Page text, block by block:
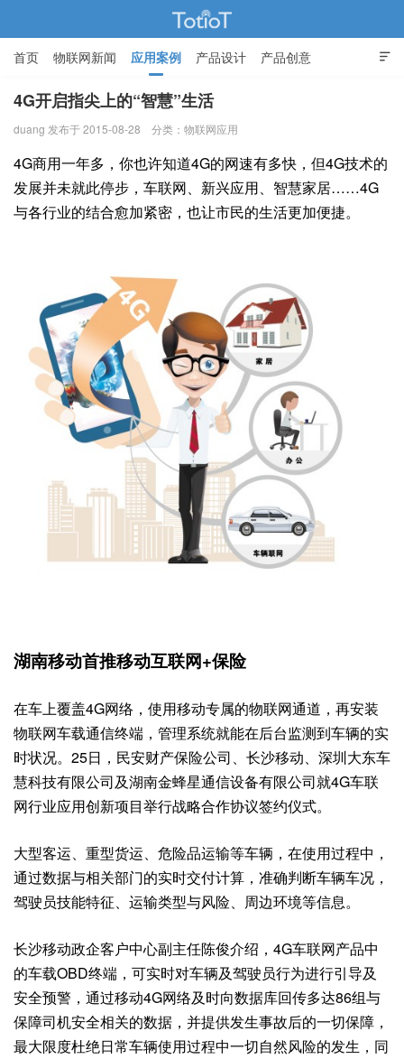

首页 物联网新闻 应用案例 产品设计 产品创意
智能家居
4G开启指尖上的“智慧”生活
duang 发布于 2015-08-28 分类： 物联网应用
4G商用一年多，你也许知道4G的网速有多快，但4G技术的
发展并未就此停步，车联网、新兴应用、智慧家居……4G
与各行业的结合愈加紧密，也让市民的生活更加便捷。
湖南移动首推移动互联网+保险
在车上覆盖4G网络，使用移动专属的物联网通道，再安装
物联网车载通信终端，管理系统就能在后台监测到车辆的实
时状况。25日，民安财产保险公司、长沙移动、深圳大东车
慧科技有限公司及湖南金蜂星通信设备有限公司就4G车联
网行业应用创新项目举行战略合作协议签约仪式。
大型客运、重型货运、危险品运输等车辆，在使用过程中，
通过数据与相关部门的实时交付计算，准确判断车辆车况，
驾驶员技能特征、运输类型与风险、周边环境等信息。
长沙移动政企客户中心副主任陈俊介绍，4G车联网产品中
的车载OBD终端，可实时对车辆及驾驶员行为进行引导及
安全预警，通过移动4G网络及时向数据库回传多达86组与
保障司机安全相关的数据，并提供发生事故后的一切保障，
最大限度杜绝日常车辆使用过程中一切自然风险的发生，同